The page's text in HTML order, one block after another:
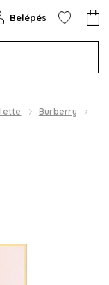
Belépés
Burberry